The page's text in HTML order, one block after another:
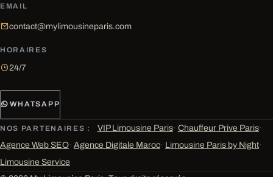
EMAIL
contact@mylimousineparis.com
HORAIRES
24/7
WHATSAPP
NOS PARTENAIRES : VIP Limousine Paris· Chauffeur Prive Paris·
Agence Web SEO· Agence Digitale Maroc· Limousine Paris by Night·
Limousine Service